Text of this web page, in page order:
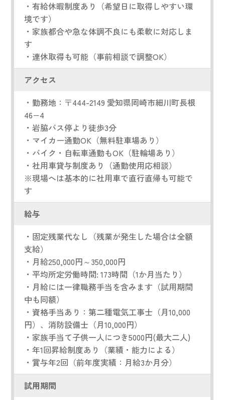
・有給休暇制度あり（希望日に取得しやすい環
境です）
・家族都合や急な体調不良にも柔軟に対応しま
す
・連休取得も可能（事前相談で調整OK）
アクセス
・勤務地：〒444-2149 愛知県岡崎市細川町長根
46−4
・岩脇バス停より徒歩3分
・マイカー通勤OK（無料駐車場あり）
・バイク・自転車通勤もOK（駐輪場あり）
・社用車貸与制度あり（通勤使用応相談）
※現場へは基本的に社用車で直行直帰も可能で
す
給与
・固定残業代なし（残業が発生した場合は全額
支給）
・月給250,000円～350,000円
・平均所定労働時間: 173時間（1か月当たり）
・月給には一律職務手当を含みます（試用期間
中も同額）
・資格手当あり：第二種電気工事士（月10,000
円）、消防設備士（月10,000円）
・家族手当て子供一人につき5000円(最大二人)
・年1回昇給制度あり（業績・能力による）
・賞与年2回（前年度実績：月給3か月分）
試用期間